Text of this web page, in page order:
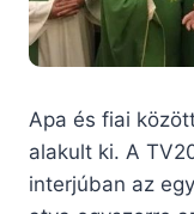
Apa és fiai
alakult ki. A
interjúban az